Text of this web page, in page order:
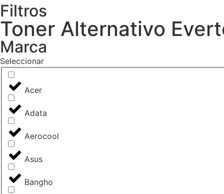
Filtros
Toner Alternativo
Marca
Seleccionar
Acer
Adata
Aerocool
Asus
Bangho